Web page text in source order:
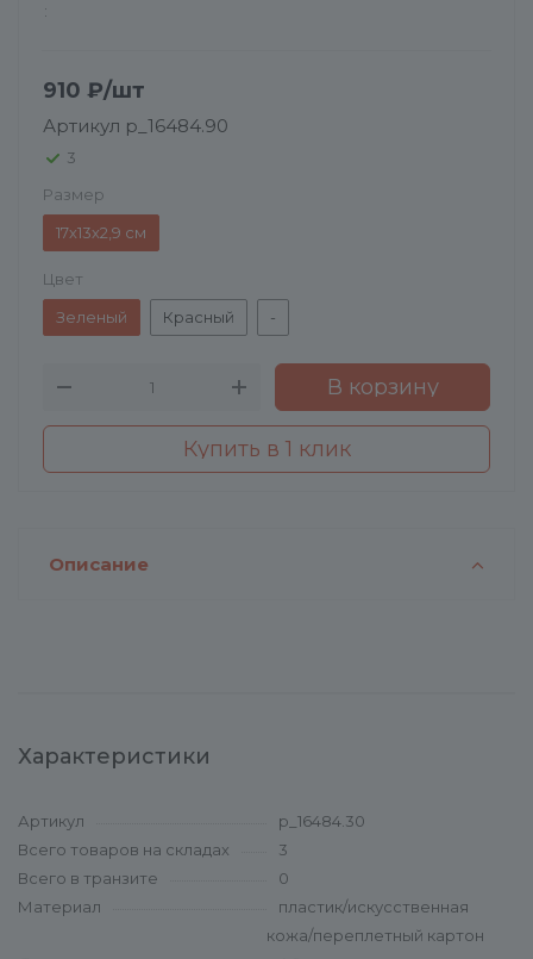
:
910 ₽/шт
Артикул p_16484.90
3
Размер
17х13х2,9 см
Цвет
Зеленый
Красный -
В корзину
Купить в 1 клик
Описание
Характеристики
Артикул
p_16484.30
Всего товаров на складах
3
Всего в транзите
0
Материал
пластик/искусственная
кожа/переплетный картон